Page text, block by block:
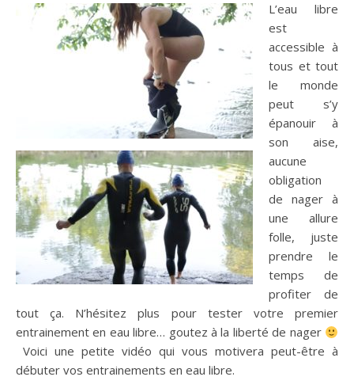
L’eau libre
est
accessible à
tous et tout
le monde
peut s’y
épanouir à
son aise,
aucune
obligation
de nager à
une allure
folle, juste
prendre le
temps de
profiter de
tout ça.
N’hésitez plus pour tester votre premier
entrainement en eau libre… goutez à la liberté de nager
Voici une petite vidéo qui vous motivera peut-être à
débuter vos entrainements en eau libre.